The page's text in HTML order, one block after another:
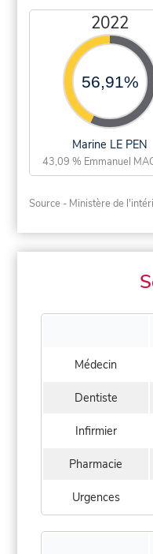
2022
56,91%
Marine LE PEN
43,09 % Emmanuel
Source - Ministère de
Médecin
Dentiste
Infirmier
Pharmacie
Urgences